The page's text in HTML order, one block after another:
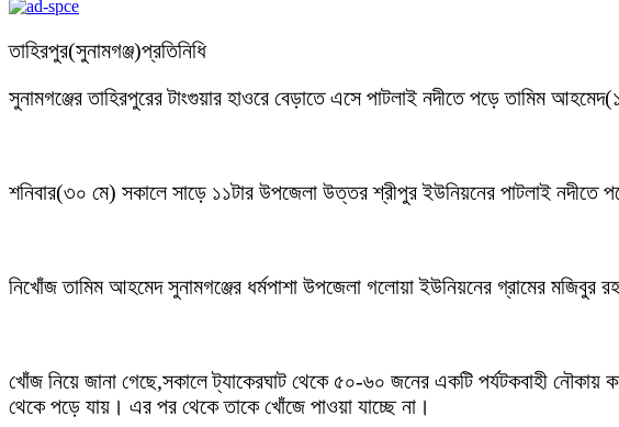
তাহিরপুর(সুনামগঞ্জ)প্রতিনিধি
সুনামগঞ্জের তাহিরপুরের টাংগুয়ার হাওরে বেড়াতে এসে পাটলাই নদীতে পড়ে তামিম
শনিবার(৩০ মে) সকালে সাড়ে ১১টার উপজেলা উত্তর শ্রীপুর ইউনিয়নের পাটলাই নদীতে
নিখোঁজ তামিম আহমেদ সুনামগঞ্জের ধর্মপাশা উপজেলা গলোয়া ইউনিয়নের গ্রামের মজিবুর
খোঁজ নিয়ে জানা গেছে,সকালে ট্যাকেরঘাট থেকে ৫০-৬০ জনের একটি পর্যটকবাহী নৌকায়
থেকে পড়ে যায়। এর পর থেকে তাকে খোঁজে পাওয়া যাচ্ছে না।